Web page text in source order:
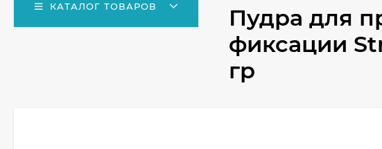
КАТАЛОГ ТОВАРОВ
Пудра для
фиксации
гр